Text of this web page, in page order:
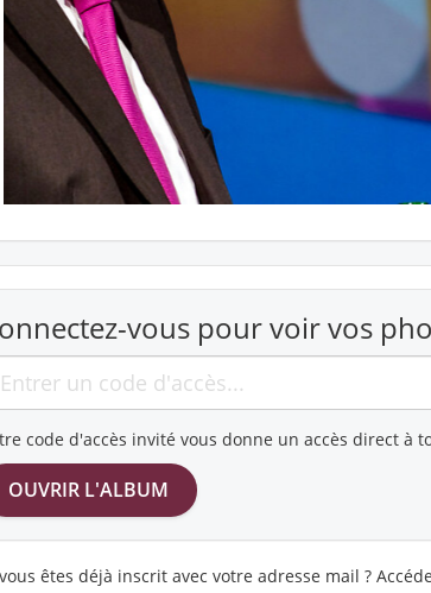
vous pour voir vos
code d'accès invité vous donne un accès direct à
êtes déjà inscrit avec votre adresse mail ?